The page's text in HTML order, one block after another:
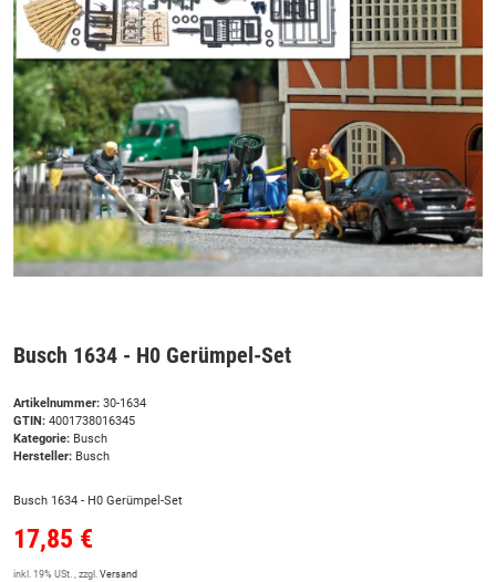
Busch 1634 - H0 Gerümpel-Set
Artikelnummer: 30-1634
GTIN: 4001738016345
Kategorie: Busch
Hersteller: Busch
Busch 1634 - H0 Gerümpel-Set
17,85 €
inkl. 19% USt. , zzgl. Versand